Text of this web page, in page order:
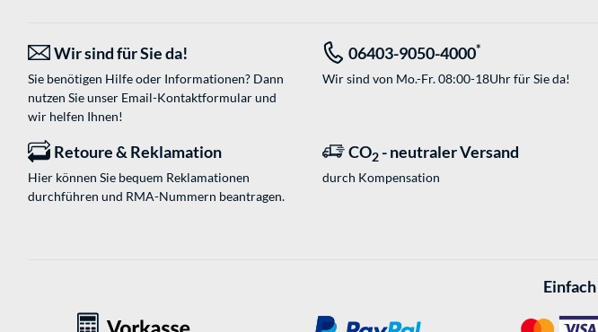
Wir sind für Sie da!
Sie benötigen Hilfe oder Informationen? Dann
nutzen Sie unser Email-Kontaktformularund
wir helfen Ihnen!
06403-9050-4000*
Wir sind von Mo.-Fr. 08:00-18Uhr für Sie da!
Retoure & Reklamation
Hier können Sie bequem Reklamationen
durchführen und RMA-Nummern beantragen.
CO2 - neutraler Versand
durch Kompensation